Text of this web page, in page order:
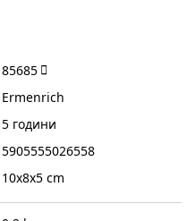
85685
Ermenrich
5 години
5905555026558
10x8x5 cm